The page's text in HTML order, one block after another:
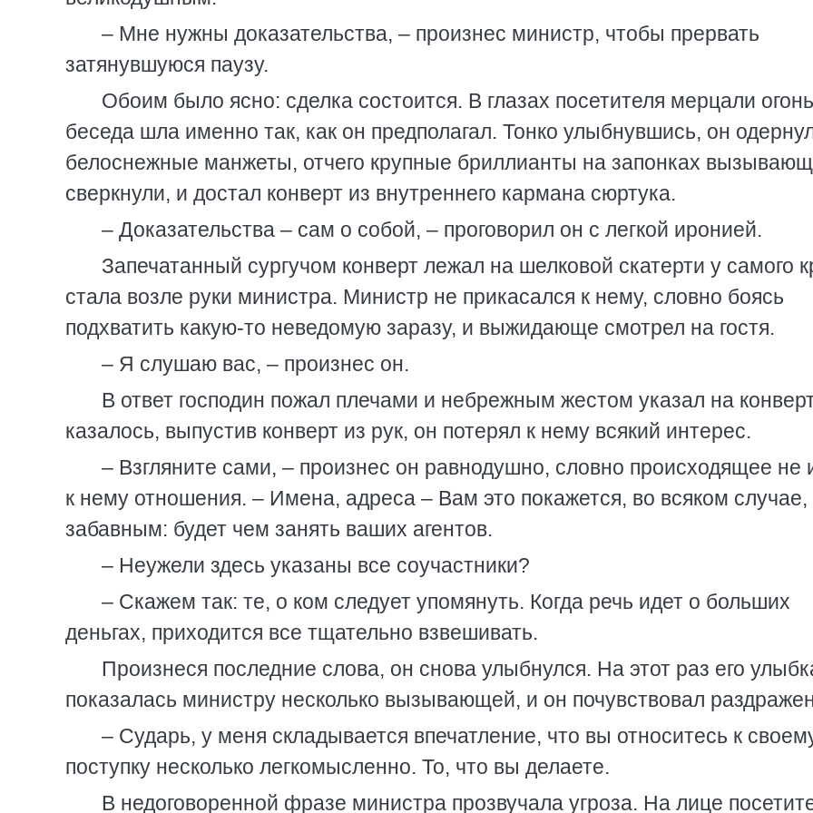
– Мне нужны доказательства, – произнес министр, чтобы прервать
затянувшуюся паузу.
Обоим было ясно: сделка состоится. В глазах посетителя мерцали
беседа шла именно так, как он предполагал. Тонко улыбнувшись, он
белоснежные манжеты, отчего крупные бриллианты на запонках
сверкнули, и достал конверт из внутреннего кармана сюртука.
– Доказательства – сам о собой, – проговорил он с легкой иронией.
Запечатанный сургучом конверт лежал на шелковой скатерти у самого
стала возле руки министра. Министр не прикасался к нему, словно боясь
подхватить какую-то неведомую заразу, и выжидающе смотрел на гостя.
– Я слушаю вас, – произнес он.
В ответ господин пожал плечами и небрежным жестом указал на
казалось, выпустив конверт из рук, он потерял к нему всякий интерес.
– Взгляните сами, – произнес он равнодушно, словно происходящее не
к нему отношения. – Имена, адреса – Вам это покажется, во всяком случае,
забавным: будет чем занять ваших агентов.
– Неужели здесь указаны все соучастники?
– Скажем так: те, о ком следует упомянуть. Когда речь идет о больших
деньгах, приходится все тщательно взвешивать.
Произнеся последние слова, он снова улыбнулся. На этот раз его
показалась министру несколько вызывающей, и он почувствовал
– Сударь, у меня складывается впечатление, что вы относитесь к
поступку несколько легкомысленно. То, что вы делаете.
В недоговоренной фразе министра прозвучала угроза. На лице